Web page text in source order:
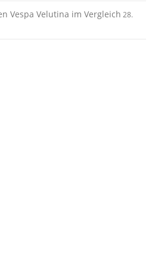
Vespa Velutina im Vergleich 28.